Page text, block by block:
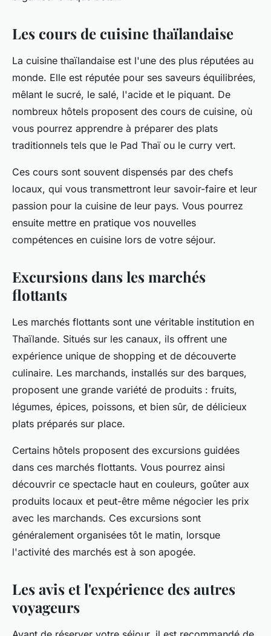
Les cours de cuisine thaïlandaise
La cuisine thaïlandaise est l'une des plus réputées au
monde. Elle est réputée pour ses saveurs équilibrées,
mêlant le sucré, le salé, l'acide et le piquant. De
nombreux hôtels proposent des cours de cuisine, où
vous pourrez apprendre à préparer des plats
traditionnels tels que le Pad Thaï ou le curry vert.
Ces cours sont souvent dispensés par des chefs
locaux, qui vous transmettront leur savoir-faire et leur
passion pour la cuisine de leur pays. Vous pourrez
ensuite mettre en pratique vos nouvelles
compétences en cuisine lors de votre séjour.
Excursions dans les marchés
flottants
Les marchés flottants sont une véritable institution en
Thaïlande. Situés sur les canaux, ils offrent une
expérience unique de shopping et de découverte
culinaire. Les marchands, installés sur des barques,
proposent une grande variété de produits : fruits,
légumes, épices, poissons, et bien sûr, de délicieux
plats préparés sur place.
Certains hôtels proposent des excursions guidées
dans ces marchés flottants. Vous pourrez ainsi
découvrir ce spectacle haut en couleurs, goûter aux
produits locaux et peut-être même négocier les prix
avec les marchands. Ces excursions sont
généralement organisées tôt le matin, lorsque
l'activité des marchés est à son apogée.
Les avis et l'expérience des autres
voyageurs